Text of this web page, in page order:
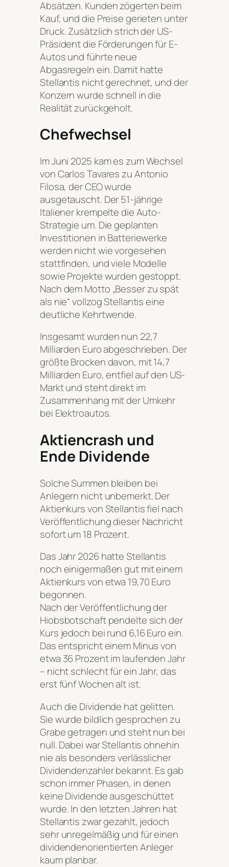
Absätzen. Kunden zögerten beim
Kauf, und die Preise gerieten unter
Druck. Zusätzlich strich der US-
Präsident die Förderungen für E-
Autos und führte neue
Abgasregeln ein. Damit hatte
Stellantis nicht gerechnet, und der
Konzern wurde schnell in die
Realität zurückgeholt.
Chefwechsel
Im Juni 2025 kam es zum Wechsel
von Carlos Tavares zu Antonio
Filosa, der CEO wurde
ausgetauscht. Der 51-jährige
Italiener krempelte die Auto-
Strategie um. Die geplanten
Investitionen in Batteriewerke
werden nicht wie vorgesehen
stattfinden, und viele Modelle
sowie Projekte wurden gestoppt.
Nach dem Motto „Besser zu spät
als nie“ vollzog Stellantis eine
deutliche Kehrtwende.
Insgesamt wurden nun 22,7
Milliarden Euro abgeschrieben. Der
größte Brocken davon, mit 14,7
Milliarden Euro, entfiel auf den US-
Markt und steht direkt im
Zusammenhang mit der Umkehr
bei Elektroautos.
Aktiencrash und
Ende Dividende
Solche Summen bleiben bei
Anlegern nicht unbemerkt. Der
Aktienkurs von Stellantis fiel nach
Veröffentlichung dieser Nachricht
sofort um 18 Prozent.
Das Jahr 2026 hatte Stellantis
noch einigermaßen gut mit einem
Aktienkurs von etwa 19,70 Euro
begonnen.
Nach der Veröffentlichung der
Hiobsbotschaft pendelte sich der
Kurs jedoch bei rund 6,16 Euro ein.
Das entspricht einem Minus von
etwa 36 Prozent im laufenden Jahr
– nicht schlecht für ein Jahr, das
erst fünf Wochen alt ist.
Auch die Dividende hat gelitten.
Sie wurde bildlich gesprochen zu
Grabe getragen und steht nun bei
null. Dabei war Stellantis ohnehin
nie als besonders verlässlicher
Dividendenzahler bekannt. Es gab
schon immer Phasen, in denen
keine Dividende ausgeschüttet
wurde. In den letzten Jahren hat
Stellantis zwar gezahlt, jedoch
sehr unregelmäßig und für einen
dividendenorientierten Anleger
kaum planbar.